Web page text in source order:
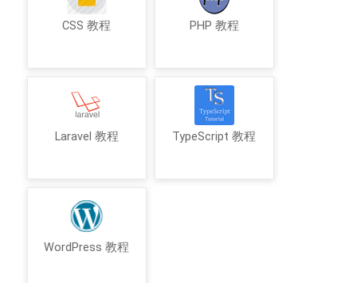
CSS 教程 PHP 教程
Laravel 教程 TypeScript 教程
WordPress 教程